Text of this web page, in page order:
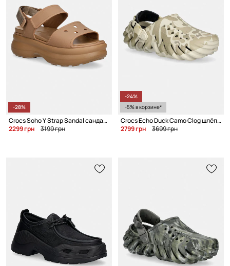
-28%
Crocs Soho Y Strap Sandal сандалии для женщин
2299 грн
3199 грн
-24%
-5% в корзине*
Crocs Echo Duck Camo Clog шлёпанцы
2799 грн
3699 грн